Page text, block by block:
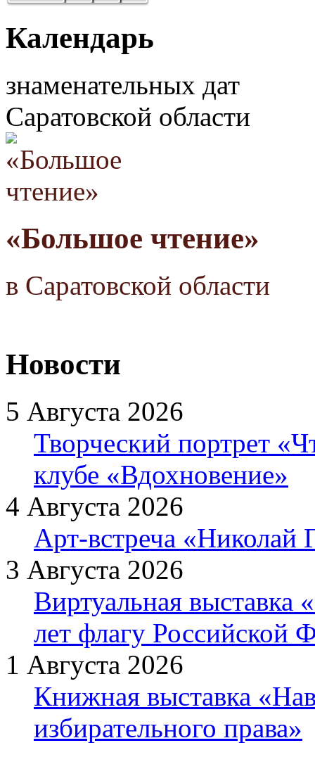
Календарь
знаменательных дат
Саратовской области
«Большое чтение»
в Саратовской области
Новости
5 Августа 2026
Творческий портрет
клубе «Вдохновение»
4 Августа 2026
Арт-встреча «Николай
3 Августа 2026
Виртуальная выставка
лет флагу Российской
1 Августа 2026
Книжная выставка
избирательного права»